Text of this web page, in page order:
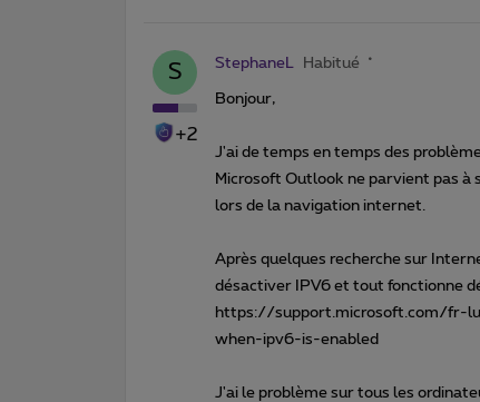
S
+2
StephaneL Habitué
Bonjour,
J'ai de temps en temps des
Microsoft Outlook ne parvient pas
lors de la navigation internet.
Après quelques recherche sur
désactiver IPV6 et tout fonctionne
https://support.microsoft.com/fr-
when-ipv6-is-enabled
J'ai le problème sur tous les